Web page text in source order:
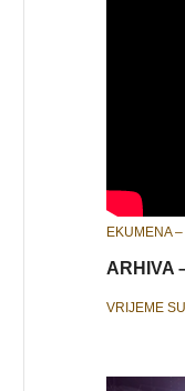
EKUMENA
ARHIVA
VRIJEME